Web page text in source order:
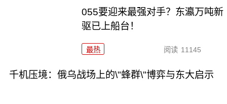
055要迎来最强对手？东瀛万吨新
驱已上船台！
最热 阅读 11145
千机压境：俄乌战场上的\"蜂群\"博弈与东大启示